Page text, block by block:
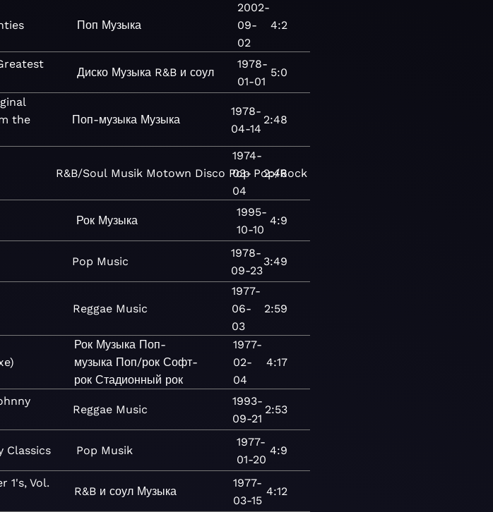
Поп Музыка
2002-
09-
02
4:2
Диско Музыка R&B и соул
1978-
01-01
5:0
the
Поп-музыка Музыка
1978-
04-14
2:48
R&B/Soul Musik Motown Disco Pop Pop/Rock
1974-
03-
04
2:46
Рок Музыка
1995-
10-10
4:9
Pop Music
1978-
09-23
3:49
Reggae Music
1977-
06-
03
2:59
Рок Музыка Поп-
музыка Поп/рок Софт-
рок Стадионный рок
1977-
02-
04
4:17
Reggae Music
1993-
09-21
2:53
Classics Pop Musik
1977-
01-20
4:9
1's, Vol.
R&B и соул Музыка
1977-
03-15
4:12